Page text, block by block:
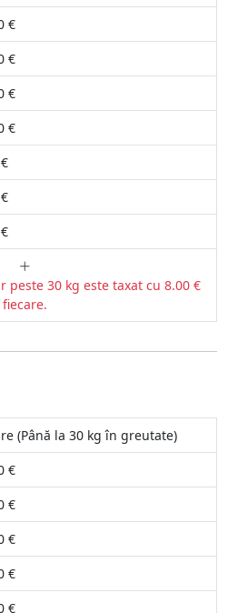
€
€
€
€
peste 30 kg este taxat cu 8.00 €
fiecare.
(Până la 30 kg în greutate)
€
€
€
€
€